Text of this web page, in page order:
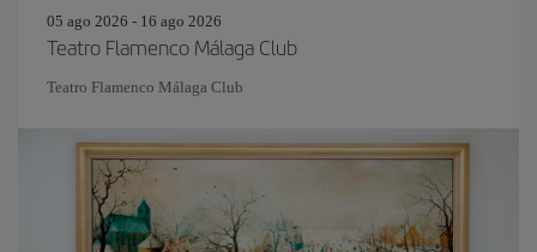
05 ago 2026 - 16 ago 2026
Teatro Flamenco Málaga Club
Teatro Flamenco Málaga Club